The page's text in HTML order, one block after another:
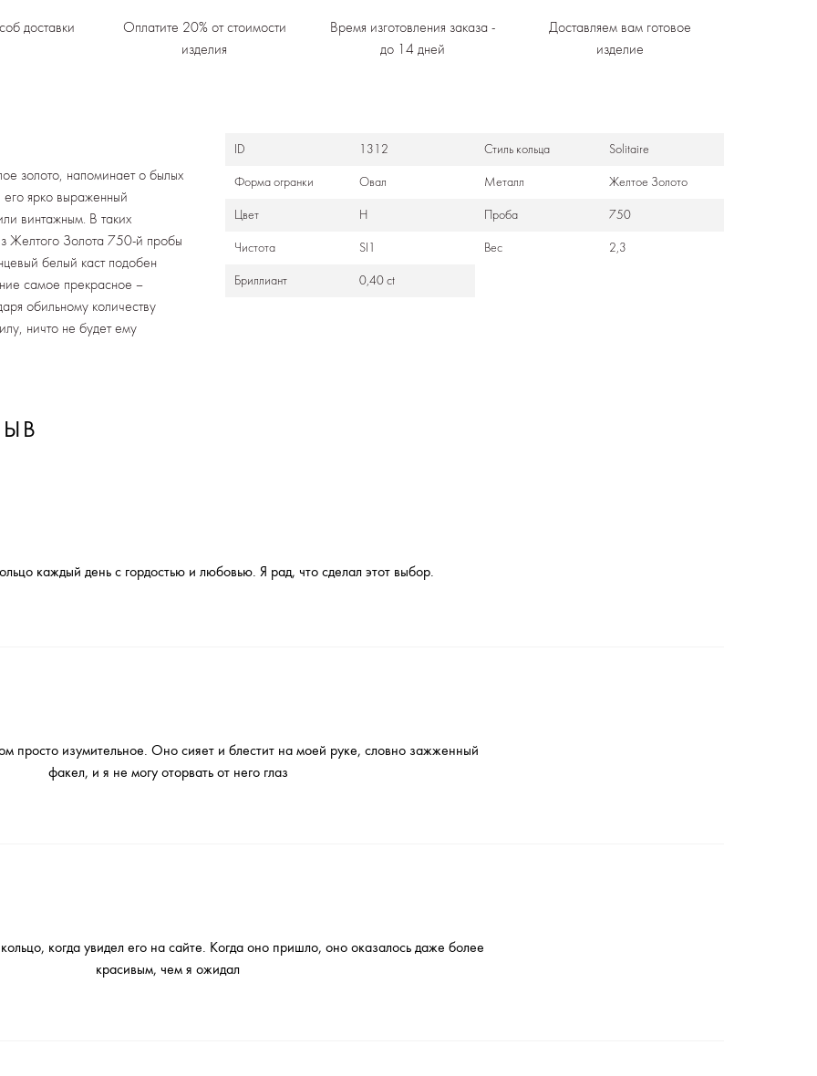
доставки
Оплатите 20% от стоимости
изделия
Время изготовления заказа -
до 14 дней
Доставляем вам готовое
изделие
золото, напоминает о былых
ярко выраженный
винтажным. В таких
Желтого Золота 750-й пробы
белый каст подобен
самое прекрасное –
обильному количеству
ничто не будет ему
ID 1312 Стиль кольца Solitaire
Формa огранки Овал Металл Желтое Золото
Цвет Н Проба 750
Чистота SI1 Вес 2,3
Бриллиант 0,40 ct
каждый день с гордостью и любовью. Я рад, что сделал этот выбор.
просто изумительное. Оно сияет и блестит на моей руке, словно зажженный
факел, и я не могу оторвать от него глаз
когда увидел его на сайте. Когда оно пришло, оно оказалось даже более
красивым, чем я ожидал